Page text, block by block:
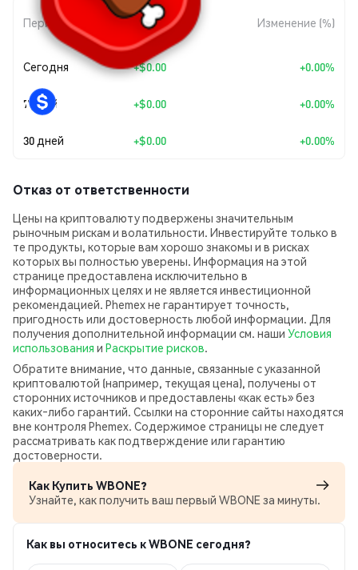
Период
Изменение
суммы
Изменение (%)
Сегодня +$0.00 +0.00%
7 дней +$0.00 +0.00%
30 дней +$0.00 +0.00%
Отказ от ответственности
Цены на криптовалюту подвержены значительным
рыночным рискам и волатильности. Инвестируйте только в
те продукты, которые вам хорошо знакомы и в рисках
которых вы полностью уверены. Информация на этой
странице предоставлена исключительно в
информационных целях и не является инвестиционной
рекомендацией. Phemex не гарантирует точность,
пригодность или достоверность любой информации. Для
получения дополнительной информации см. наши Условия
использования и Раскрытие рисков.
Обратите внимание, что данные, связанные с указанной
криптовалютой (например, текущая цена), получены от
сторонних источников и предоставлены «как есть» без
каких‑либо гарантий. Ссылки на сторонние сайты находятся
вне контроля Phemex. Содержимое страницы не следует
рассматривать как подтверждение или гарантию
достоверности.
Как Купить WBONE?
Узнайте, как получить ваш первый WBONE за минуты.
Как вы относитесь к WBONE сегодня?